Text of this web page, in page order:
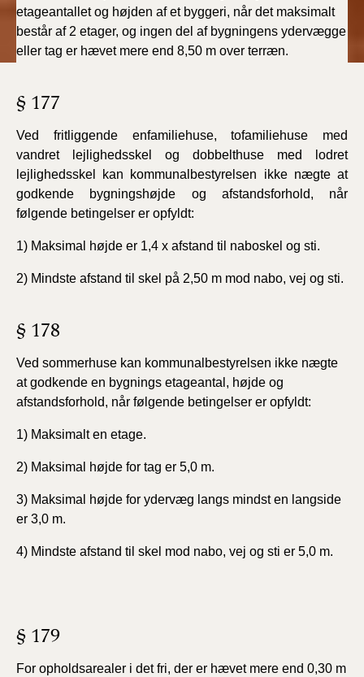
etageantallet og højden af et byggeri, når det maksimalt
består af 2 etager, og ingen del af bygningens ydervægge
eller tag er hævet mere end 8,50 m over terræn.
§ 177
Ved fritliggende enfamiliehuse, tofamiliehuse med
vandret lejlighedsskel og dobbelthuse med lodret
lejlighedsskel kan kommunalbestyrelsen ikke nægte at
godkende bygningshøjde og afstandsforhold, når
følgende betingelser er opfyldt:
1) Maksimal højde er 1,4 x afstand til naboskel og sti.
2) Mindste afstand til skel på 2,50 m mod nabo, vej og sti.
§ 178
Ved sommerhuse kan kommunalbestyrelsen ikke nægte
at godkende en bygnings etageantal, højde og
afstandsforhold, når følgende betingelser er opfyldt:
1) Maksimalt en etage.
2) Maksimal højde for tag er 5,0 m.
3) Maksimal højde for ydervæg langs mindst en langside
er 3,0 m.
4) Mindste afstand til skel mod nabo, vej og sti er 5,0 m.
§ 179
For opholdsarealer i det fri, der er hævet mere end 0,30 m